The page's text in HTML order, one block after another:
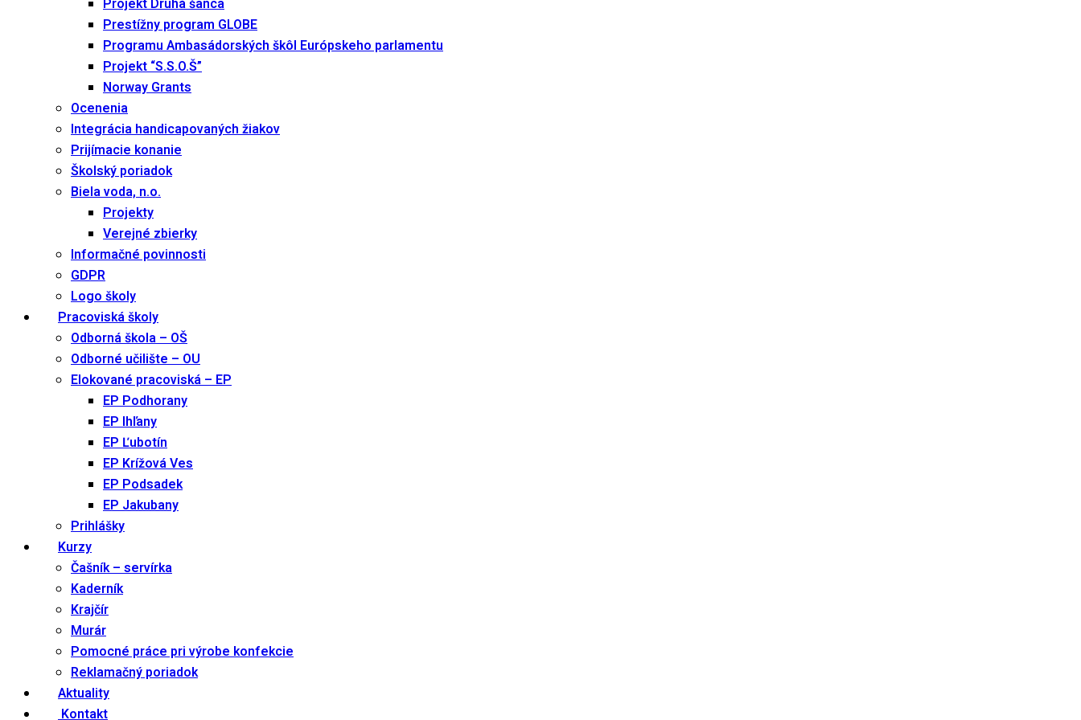
Projekt Druhá šanca
Prestížny program GLOBE
Programu Ambasádorských škôl Európskeho parlamentu
Projekt “S.S.O.Š”
Norway Grants
Ocenenia
Integrácia handicapovaných žiakov
Prijímacie konanie
Školský poriadok
Biela voda, n.o.
Projekty
Verejné zbierky
Informačné povinnosti
GDPR
Logo školy
Pracoviská školy
Odborná škola – OŠ
Odborné učilište – OU
Elokované pracoviská – EP
EP Podhorany
EP Ihľany
EP Ľubotín
EP Krížová Ves
EP Podsadek
EP Jakubany
Prihlášky
Kurzy
Čašník – servírka
Kaderník
Krajčír
Murár
Pomocné práce pri výrobe konfekcie
Reklamačný poriadok
Aktuality
Kontakt